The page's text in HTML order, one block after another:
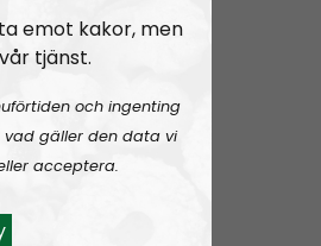
emot kakor, men
tjänst.
och ingenting
gäller den data vi
acceptera.